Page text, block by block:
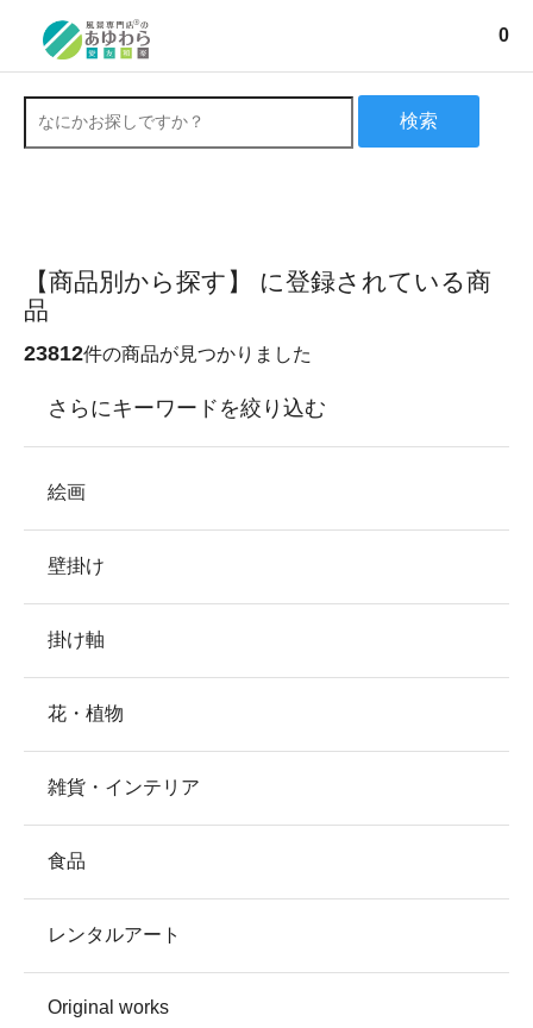
0
検索
【商品別から探す】 に登録されている商
品
23812件の商品が見つかりました
さらにキーワードを絞り込む
絵画
壁掛け
掛け軸
花・植物
雑貨・インテリア
食品
レンタルアート
Original works